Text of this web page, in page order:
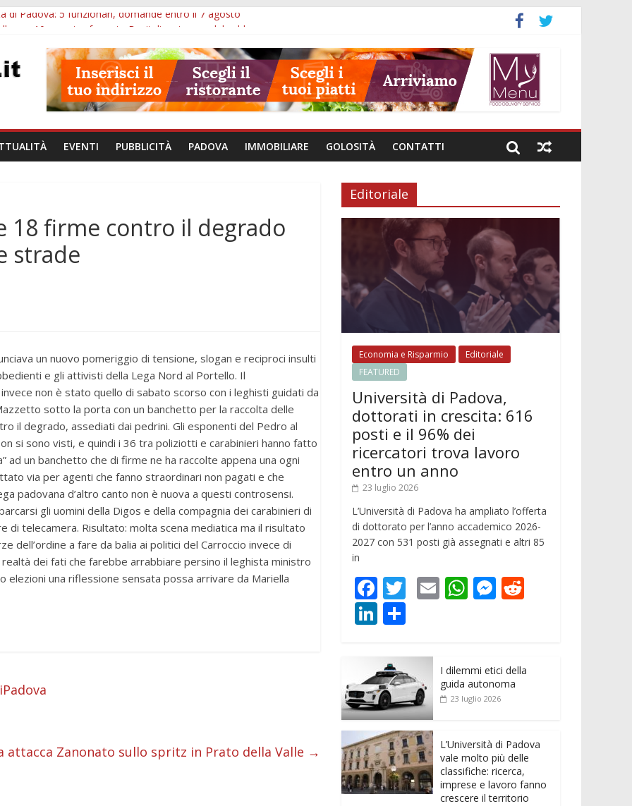
di Padova: 5 funzionari, domande entro il 7 agosto
un’ora per osservare davvero un’opera
ore 21: lavoratore morto, credito sul gasolio e IA nei Comuni
visite ed escursioni fino a settembre
EVENTI PUBBLICITÀ PADOVA IMMOBILIARE GOLOSITÀ CONTATTI
18 firme contro il degrado
strade
un nuovo pomeriggio di tensione, slogan e reciproci insulti
e gli attivisti della Lega Nord al Portello. Il
invece non è stato quello di sabato scorso con i leghisti guidati da
sotto la porta con un banchetto per la raccolta delle
il degrado, assediati dai pedrini. Gli esponenti del Pedro al
si sono visti, e quindi i 36 tra poliziotti e carabinieri hanno fatto
ad un banchetto che di firme ne ha raccolte appena una ogni
via per agenti che fanno straordinari non pagati e che
padovana d’altro canto non è nuova a questi controsensi.
gli uomini della Digos e della compagnia dei carabinieri di
di telecamera. Risultato: molta scena mediatica ma il risultato
dell’ordine a fare da balia ai politici del Carroccio invece di
dei fati che farebbe arrabbiare persino il leghista ministro
una riflessione sensata possa arrivare da Mariella
attacca Zanonato sullo spritz in Prato della Valle →
Editoriale
Economia e Risparmio
Editoriale
FEATURED
Università di Padova,
dottorati in crescita: 616
posti e il 96% dei
ricercatori trova lavoro
entro un anno
23 luglio 2026
L’Università di Padova ha ampliato l’offerta
di dottorato per l’anno accademico 2026-
2027 con 531 posti già assegnati e altri 85
in
F
ac
e
b
o
o
k
T
er
E W
A
p
M
n
g
t
Li
k
e
dI
n
n
di
vi
di
I dilemmi etici della
guida autonoma
23 luglio 2026
L’Università di Padova
vale molto più delle
classifiche: ricerca,
imprese e lavoro fanno
crescere il territorio